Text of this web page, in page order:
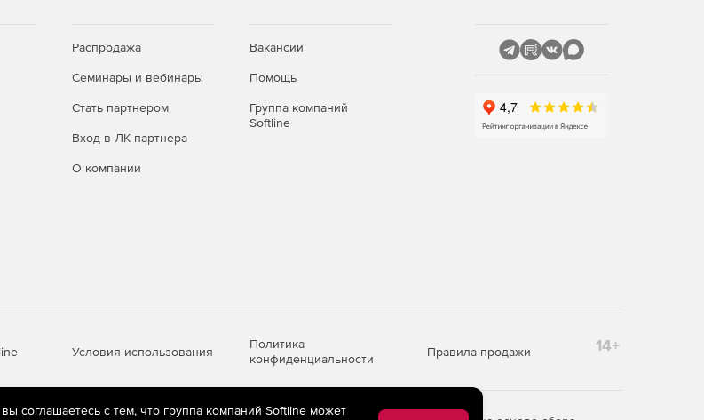
Распродажа
Семинары и вебинары
Стать партнером
Вход в ЛК партнера
О компании
Вакансии
Помощь
Группа компаний
Softline
Условия использования
Политика
конфиденциальности
Правила продажи 14+
соглашаетесь с тем, что группа компаний Softline может